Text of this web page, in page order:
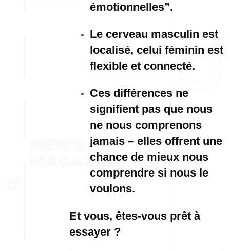
émotionnelles”.
Le cerveau masculin est
localisé, celui féminin est
flexible et connecté.
Ces différences ne
signifient pas que nous
ne nous comprenons
jamais – elles offrent une
chance de mieux nous
comprendre si nous le
voulons.
Et vous, êtes-vous prêt à
essayer ?